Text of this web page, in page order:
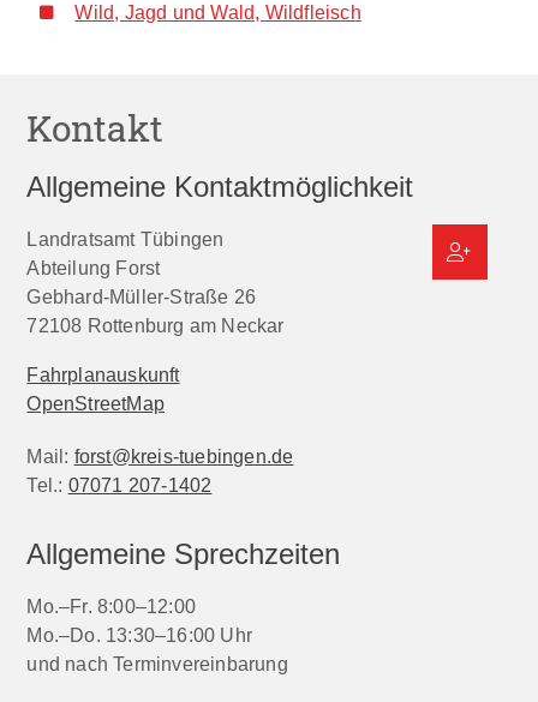
Wild, Jagd und Wald, Wildfleisch
Kontakt
Allgemeine Kontaktmöglichkeit
Landratsamt Tübingen
Abteilung Forst
Gebhard-Müller-Straße 26
72108 Rottenburg am Neckar
Fahrplanauskunft
OpenStreetMap
Mail: forst@kreis-tuebingen.de
Tel.: 07071 207-1402
Allgemeine Sprechzeiten
Mo.–Fr. 8:00–12:00
Mo.–Do. 13:30–16:00 Uhr
und nach Terminvereinbarung